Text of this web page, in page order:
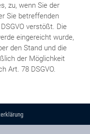
zu, wenn Sie der
Sie betreffenden
verstößt. Die
eingereicht wurde,
den Stand und die
der Möglichkeit
Art. 78 DSGVO.